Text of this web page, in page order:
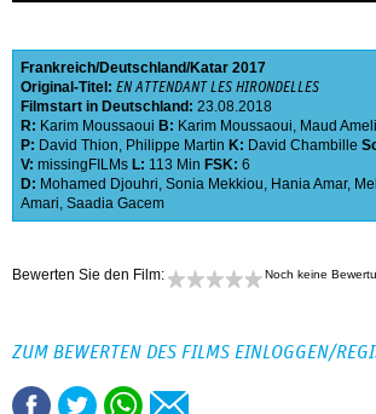
Frankreich Deutschland Katar 2017
Original-Titel: EN ATTENDANT LES HIRONDELLES
Filmstart in Deutschland: 23.08.2018
R: Karim Moussaoui B: Karim Moussaoui, Maud
P: David Thion, Philippe Martin K: David Chambille
V: missingFILMs L: 113 Min FSK: 6
D: Mohamed Djouhri, Sonia Mekkiou, Hania Amar,
Amari, Saadia Gacem
Bewerten Sie den Film: Noch keine
ZUM BEWERTEN DES FILMS EINLOGGEN/